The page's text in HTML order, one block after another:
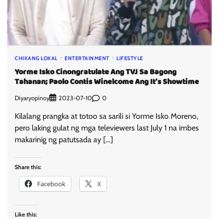
CHIKANG LOKAL ENTERTAINMENT LIFESTYLE
Yorme Isko Cinongratulate Ang TVJ Sa Bagong
Tahanan; Paolo Contis Winelcome Ang It’s Showtime
Diyaryopinoy 2023-07-10 0
Kilalang prangka at totoo sa sarili si Yorme Isko Moreno,
pero laking gulat ng mga televiewers last July 1 na imbes
makarinig ng patutsada ay […]
Share this:
Facebook X
Like this: